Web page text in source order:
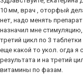
10 мм, врач , оторфый
нет, надо менять
назначил мне
третий цикл по 3
еще какой то укол. огда я
результата и на третий
витамины по фазам.